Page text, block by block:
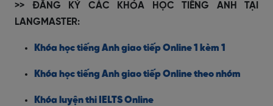
>> ĐĂNG KÝ CÁC KHÓA HỌC TIẾNG ANH TẠI
LANGMASTER:
Khóa học tiếng Anh giao tiếp Online 1 kèm 1
Khóa học tiếng Anh giao tiếp Online theo nhóm
Khóa luyện thi IELTS Online